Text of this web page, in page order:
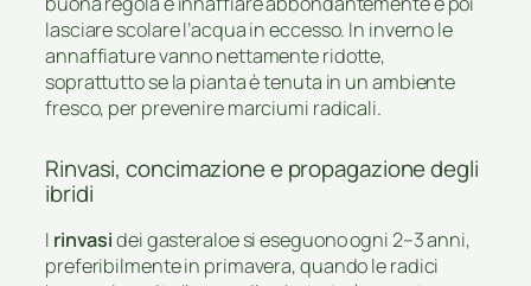
lasciare scolare l’acqua in eccesso. In inverno le
annaffiature vanno nettamente ridotte,
soprattutto se la pianta è tenuta in un ambiente
fresco, per prevenire marciumi radicali.
Rinvasi, concimazione e propagazione degli
ibridi
I rinvasidei gasteraloe si eseguono ogni 2–3 anni,
preferibilmente in primavera, quando le radici